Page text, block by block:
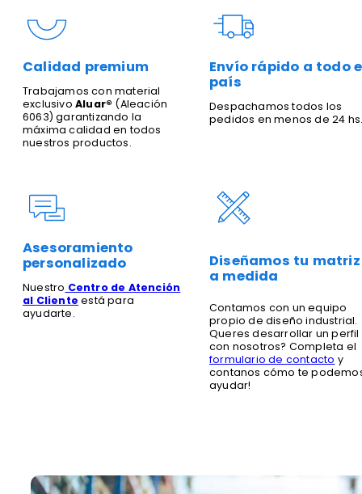
Calidad premium
Trabajamos con material
exclusivo Aluar® (Aleación
6063) garantizando la
máxima calidad en todos
nuestros productos.
Envío rápido a todo
país
Despachamos todos los
pedidos en menos de 24
Asesoramiento
personalizado
Nuestro Centro de Atención
al Cliente está para
ayudarte.
Diseñamos tu matriz
a medida
Contamos con un equipo
propio de diseño industrial.
Queres desarrollar un perfil
con nosotros? Completa el
formulario de contacto y
contanos cómo te
ayudar!